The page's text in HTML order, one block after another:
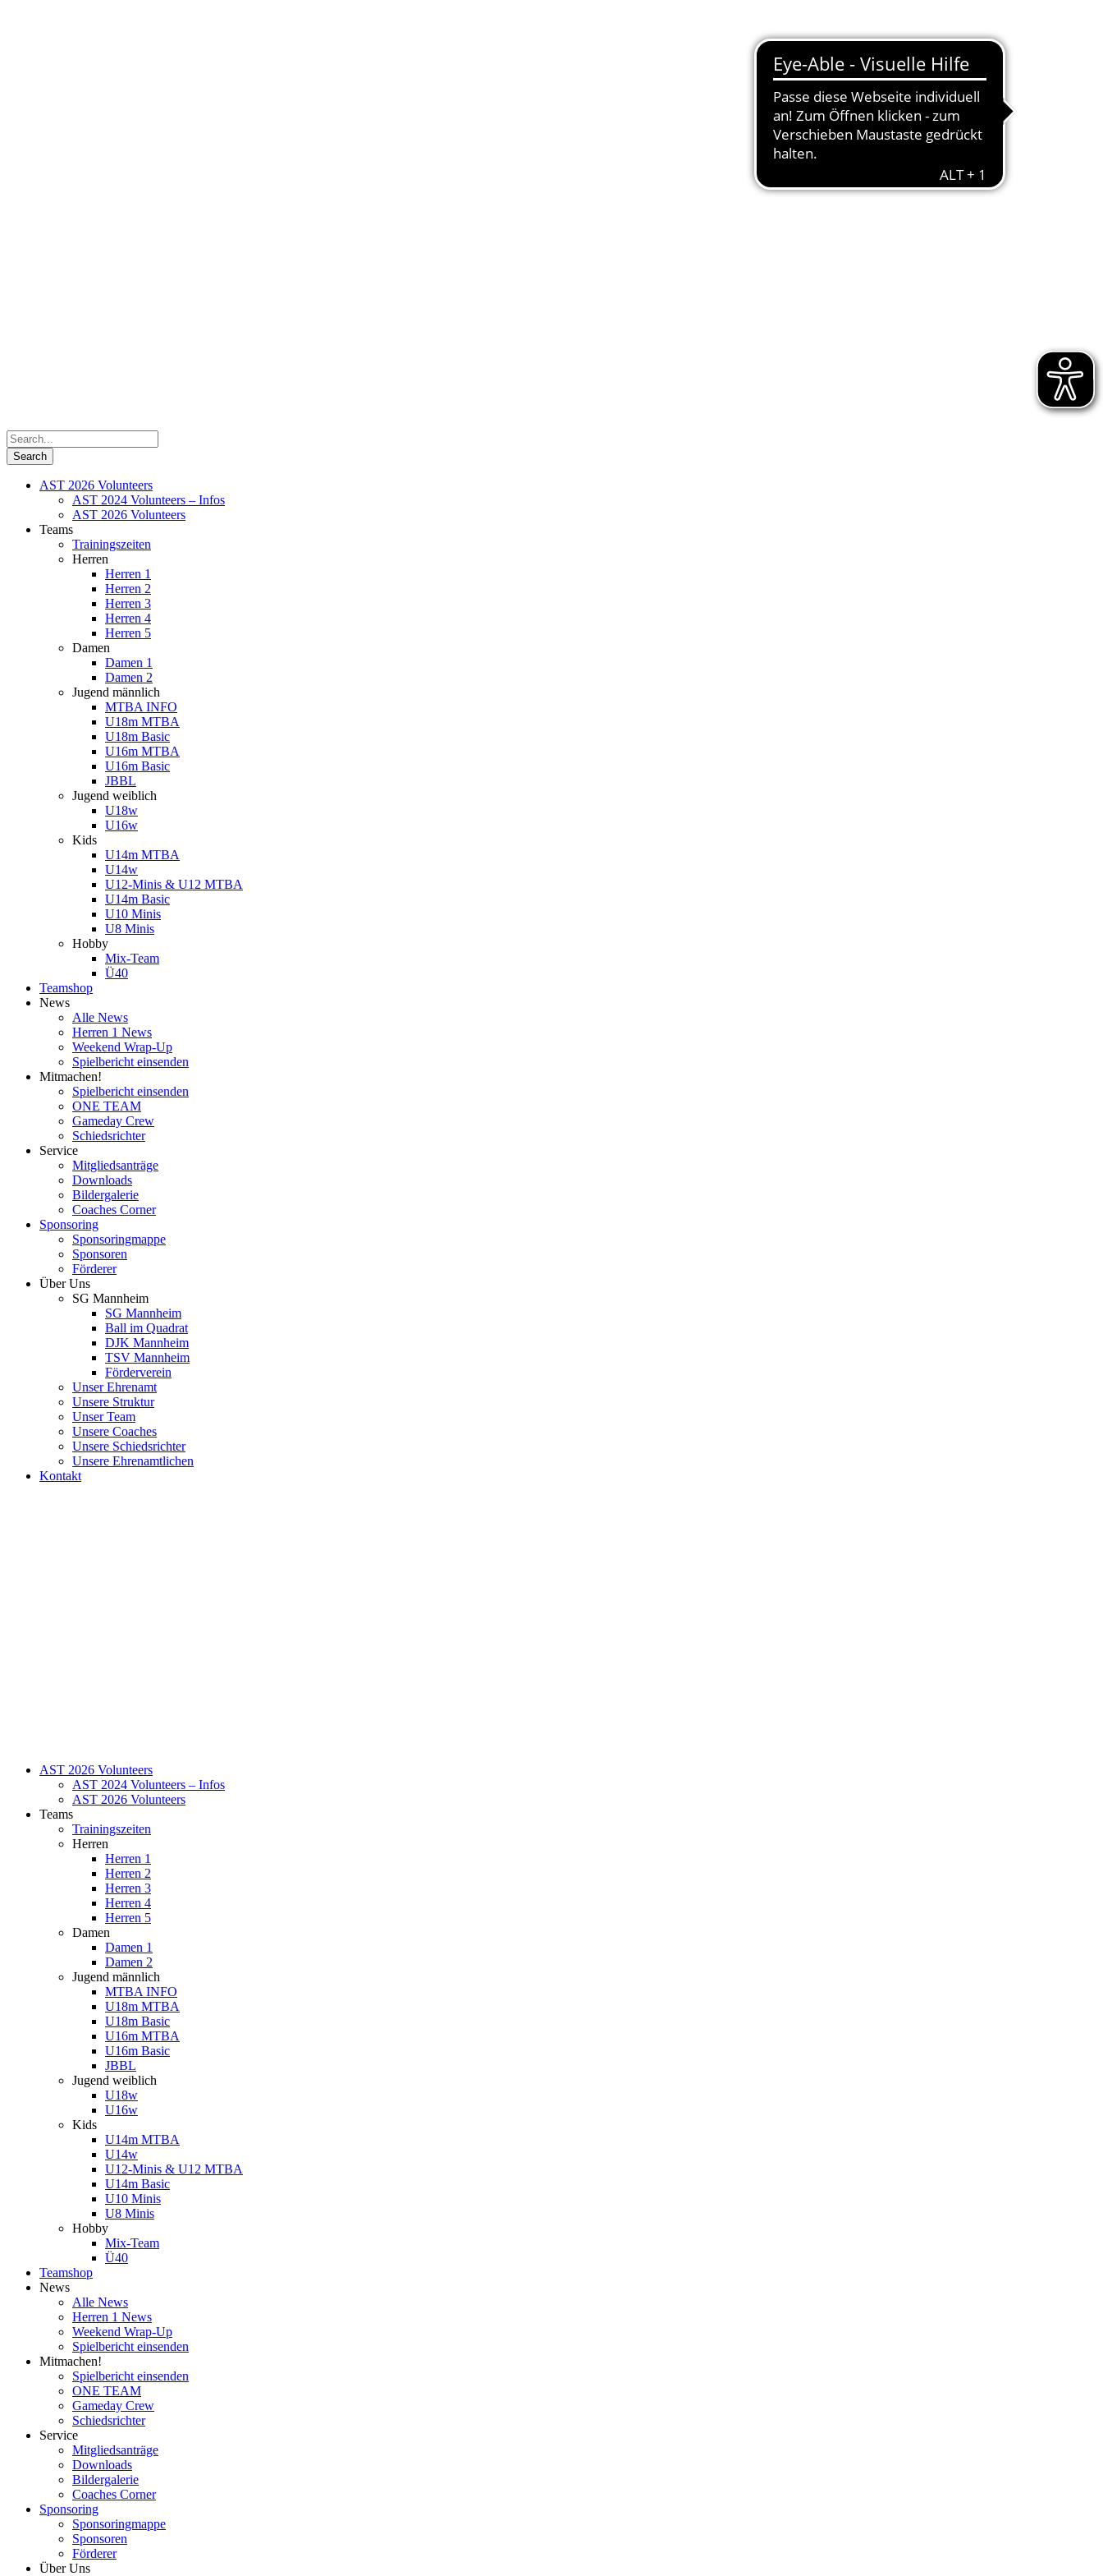
AST 2026 Volunteers
AST 2024 Volunteers – Infos
AST 2026 Volunteers
Teams
Trainingszeiten
Herren
Herren 1
Herren 2
Herren 3
Herren 4
Herren 5
Damen
Damen 1
Damen 2
Jugend männlich
MTBA INFO
U18m MTBA
U18m Basic
U16m MTBA
U16m Basic
JBBL
Jugend weiblich
U18w
U16w
Kids
U14m MTBA
U14w
U12-Minis & U12 MTBA
U14m Basic
U10 Minis
U8 Minis
Hobby
Mix-Team
Ü40
Teamshop
News
Alle News
Herren 1 News
Weekend Wrap-Up
Spielbericht einsenden
Mitmachen!
Spielbericht einsenden
ONE TEAM
Gameday Crew
Schiedsrichter
Service
Mitgliedsanträge
Downloads
Bildergalerie
Coaches Corner
Sponsoring
Sponsoringmappe
Sponsoren
Förderer
Über Uns
SG Mannheim
SG Mannheim
Ball im Quadrat
DJK Mannheim
TSV Mannheim
Förderverein
Unser Ehrenamt
Unsere Struktur
Unser Team
Unsere Coaches
Unsere Schiedsrichter
Unsere Ehrenamtlichen
Kontakt
AST 2026 Volunteers
AST 2024 Volunteers – Infos
AST 2026 Volunteers
Teams
Trainingszeiten
Herren
Herren 1
Herren 2
Herren 3
Herren 4
Herren 5
Damen
Damen 1
Damen 2
Jugend männlich
MTBA INFO
U18m MTBA
U18m Basic
U16m MTBA
U16m Basic
JBBL
Jugend weiblich
U18w
U16w
Kids
U14m MTBA
U14w
U12-Minis & U12 MTBA
U14m Basic
U10 Minis
U8 Minis
Hobby
Mix-Team
Ü40
Teamshop
News
Alle News
Herren 1 News
Weekend Wrap-Up
Spielbericht einsenden
Mitmachen!
Spielbericht einsenden
ONE TEAM
Gameday Crew
Schiedsrichter
Service
Mitgliedsanträge
Downloads
Bildergalerie
Coaches Corner
Sponsoring
Sponsoringmappe
Sponsoren
Förderer
Über Uns